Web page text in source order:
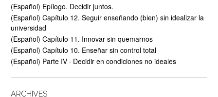
(Español) Epílogo. Decidir juntos.
(Español) Capítulo 12. Seguir enseñando (bien) sin idealizar la
universidad
(Español) Capítulo 11. Innovar sin quemarnos
(Español) Capítulo 10. Enseñar sin control total
(Español) Parte IV · Decidir en condiciones no ideales
ARCHIVES